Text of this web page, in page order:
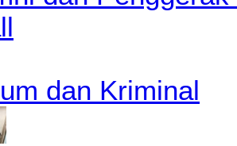
dan Kriminal